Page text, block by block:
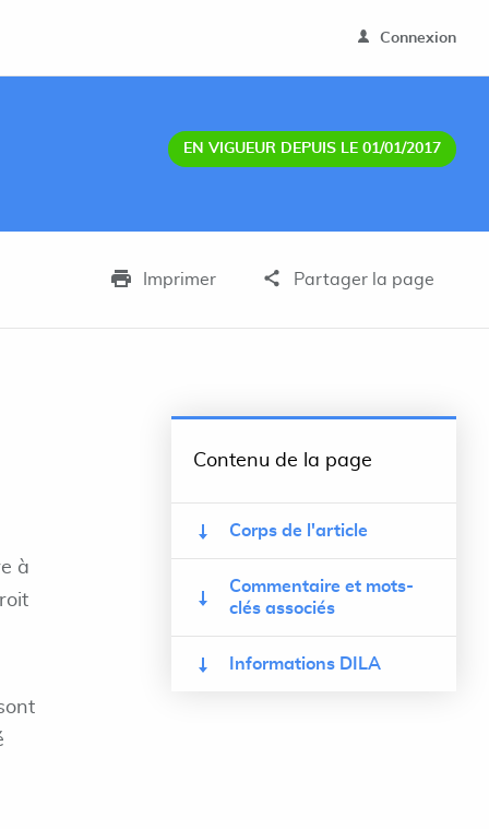
Connexion
EN VIGUEUR DEPUIS LE 01/01/2017
Imprimer Partager la page
à
Contenu de la page
Corps de l'article
Commentaire et mots-
clés associés
Informations DILA